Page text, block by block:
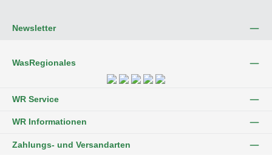
Newsletter
WasRegionales
WR Service
WR Informationen
Zahlungs- und Versandarten